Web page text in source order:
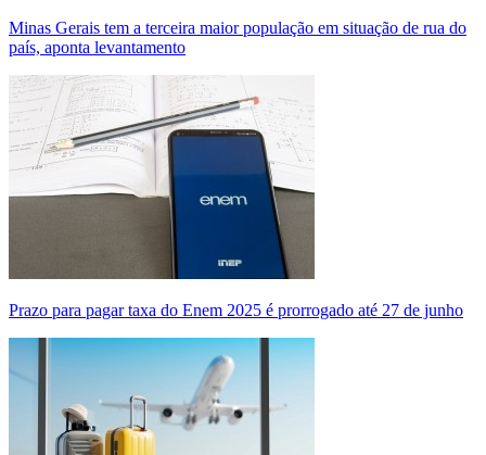
Minas Gerais tem a terceira maior população em situação de rua do
país, aponta levantamento
Prazo para pagar taxa do Enem 2025 é prorrogado até 27 de junho